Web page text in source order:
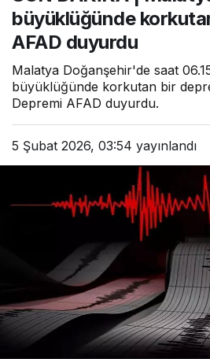
büyüklüğünde
AFAD duyurdu
Malatya Doğanşehir'de saat
büyüklüğünde korkutan bir
Depremi AFAD duyurdu.
5 Şubat 2026, 03:54 yayınlandı